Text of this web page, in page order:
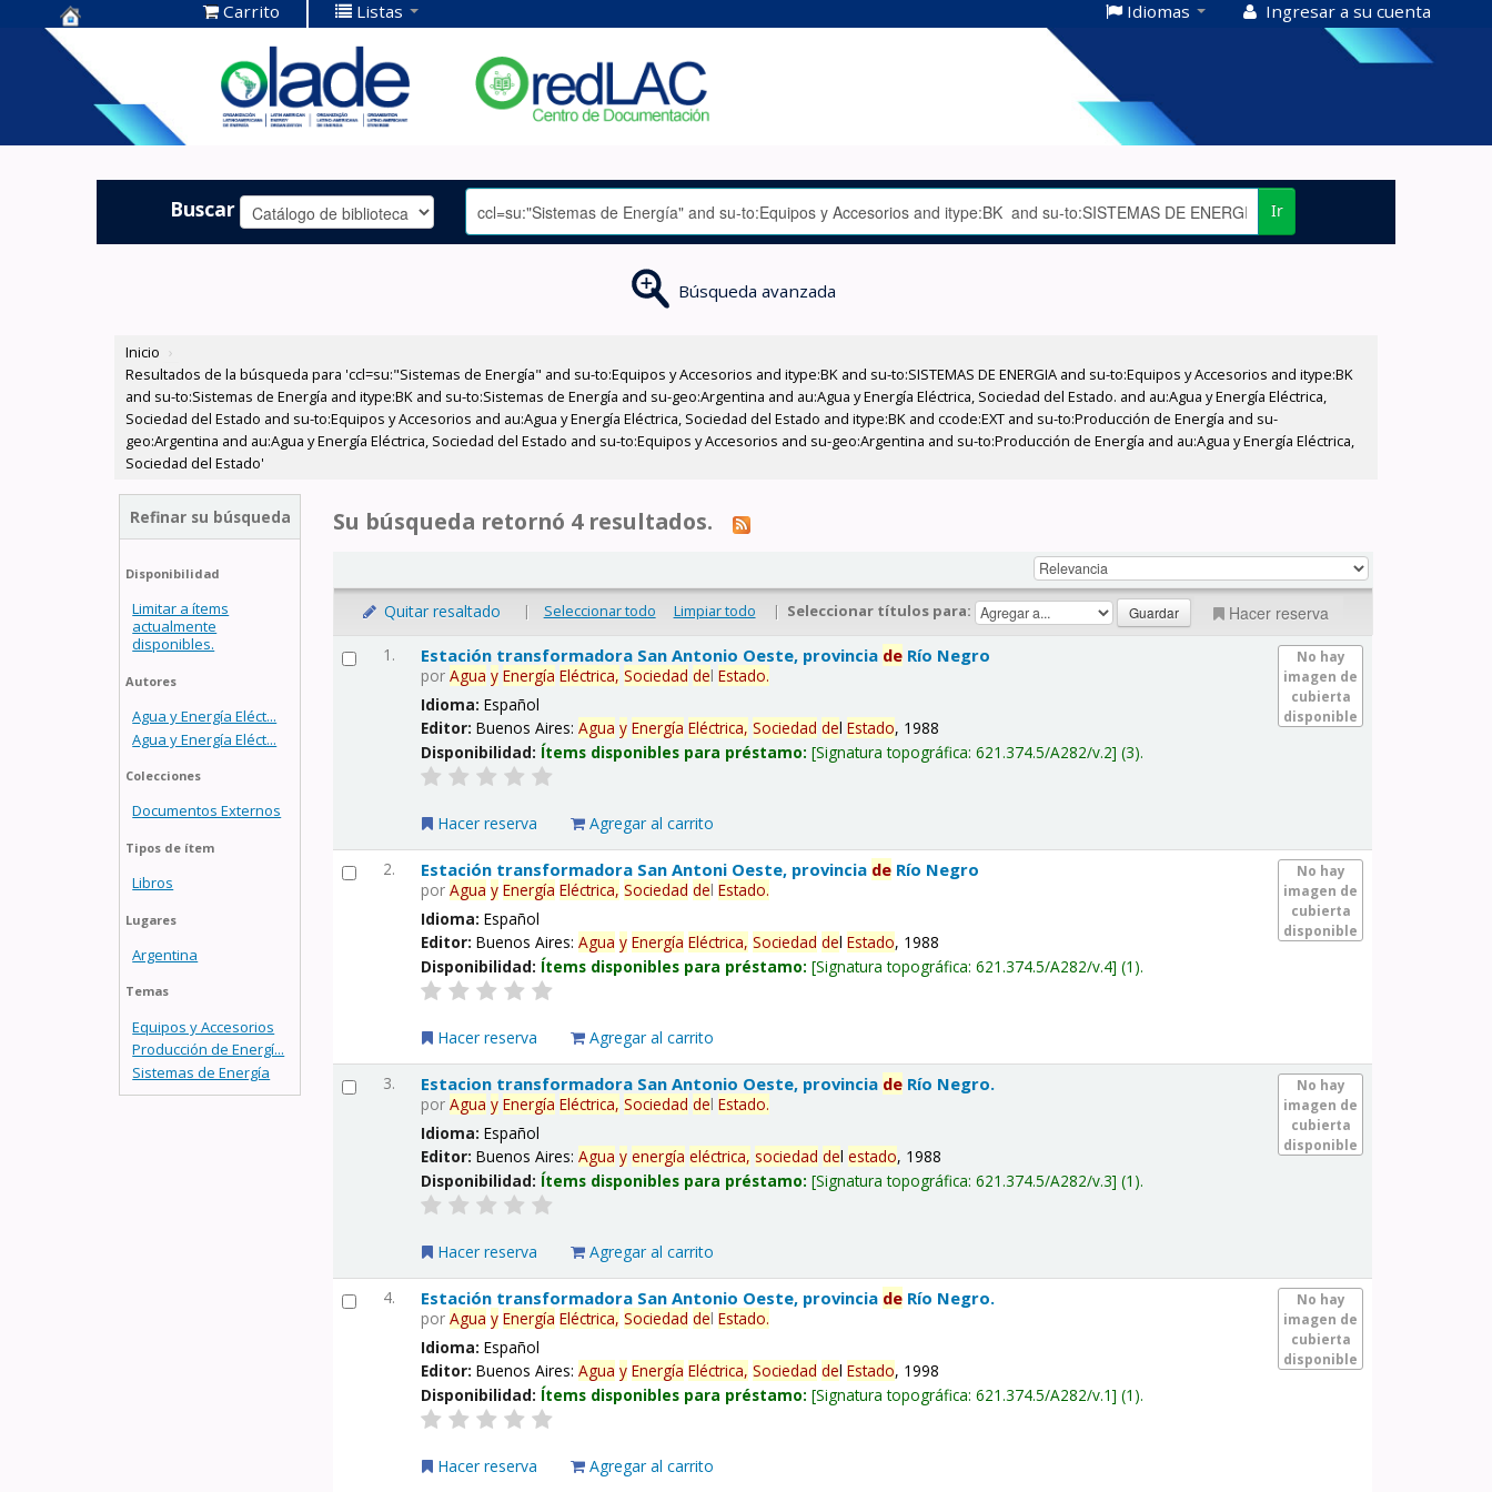
Centro de
Documentación
OLADE -
Carrito Listas Idiomas Ingresar a su cuenta
Buscar Ir
Búsqueda avanzada
Inicio ›
Resultados de la búsqueda para 'ccl=su:"Sistemas de Energía" and su-to:Equipos y Accesorios and itype:BK and su-to:SISTEMAS DE ENERGIA and su-to:Equipos y Accesorios and itype:BK
and su-to:Sistemas de Energía and itype:BK and su-to:Sistemas de Energía and su-geo:Argentina and au:Agua y Energía Eléctrica, Sociedad del Estado. and au:Agua y Energía Eléctrica,
Sociedad del Estado and su-to:Equipos y Accesorios and au:Agua y Energía Eléctrica, Sociedad del Estado and itype:BK and ccode:EXT and su-to:Producción de Energía and su-
geo:Argentina and au:Agua y Energía Eléctrica, Sociedad del Estado and su-to:Equipos y Accesorios and su-geo:Argentina and su-to:Producción de Energía and au:Agua y Energía Eléctrica,
Sociedad del Estado'
Refinar su búsqueda
Disponibilidad
Limitar a ítems
actualmente
disponibles.
Autores
Agua y Energía Eléct...
Agua y Energía Eléct...
Colecciones
Documentos Externos
Tipos de ítem
Libros
Lugares
Argentina
Temas
Equipos y Accesorios
Producción de Energí...
Sistemas de Energía
Su búsqueda retornó 4 resultados.
Quitar resaltado | Seleccionar todo Limpiar todo | Seleccionar títulos para: Hacer reserva
1.
No hay
imagen de
cubierta
disponible
Estación transformadora San Antonio Oeste, provincia de Río Negro
porAgua y Energía Eléctrica, Sociedad delEstado.
Idioma:Español
Editor:Buenos Aires:Agua y Energía Eléctrica, Sociedad delEstado, 1988
Disponibilidad: Ítems disponibles para préstamo: Signatura topográfica:621.374.5/A282/v.2 (3).
Hacer reserva Agregar al carrito
2.
No hay
imagen de
cubierta
disponible
Estación transformadora San Antoni Oeste, provincia de Río Negro
porAgua y Energía Eléctrica, Sociedad delEstado.
Idioma:Español
Editor:Buenos Aires:Agua y Energía Eléctrica, Sociedad delEstado, 1988
Disponibilidad: Ítems disponibles para préstamo: Signatura topográfica:621.374.5/A282/v.4 (1).
Hacer reserva Agregar al carrito
3.
No hay
imagen de
cubierta
disponible
Estacion transformadora San Antonio Oeste, provincia de Río Negro.
porAgua y Energía Eléctrica, Sociedad delEstado.
Idioma:Español
Editor:Buenos Aires:Agua y energía eléctrica, sociedad delestado, 1988
Disponibilidad: Ítems disponibles para préstamo: Signatura topográfica:621.374.5/A282/v.3 (1).
Hacer reserva Agregar al carrito
4.
No hay
imagen de
cubierta
disponible
Estación transformadora San Antonio Oeste, provincia de Río Negro.
porAgua y Energía Eléctrica, Sociedad delEstado.
Idioma:Español
Editor:Buenos Aires:Agua y Energía Eléctrica, Sociedad delEstado, 1998
Disponibilidad: Ítems disponibles para préstamo: Signatura topográfica:621.374.5/A282/v.1 (1).
Hacer reserva Agregar al carrito